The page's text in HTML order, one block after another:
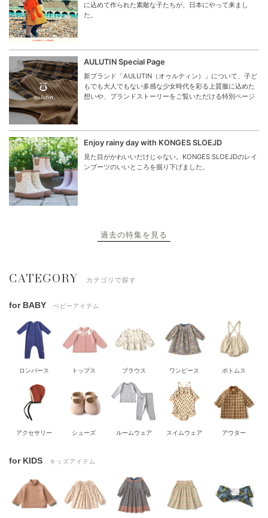
に込めて作られた素敵な子たちが、日本にやって来まし
た。
AULUTIN Special Page
新ブランド「AULUTIN（オゥルティン）」について、子ど
もでも大人でもない多感な少女時代を彩る上質服に込めた
想いや、ブランドストーリーをご覧いただける特別ページ
Enjoy rainy day with KONGES SLOEJD
見た目がかわいいだけじゃない。KONGES SLOEJDのレイ
ンブーツのいいところを掘り下げました。
過去の特集を見る
CATEGORY カテゴリで探す
for BABY ベビーアイテム
ロンパース トップス ブラウス ワンピース ボトムス
アクセサリー シューズ ルームウェア スイムウェア アウター
for KIDS キッズアイテム